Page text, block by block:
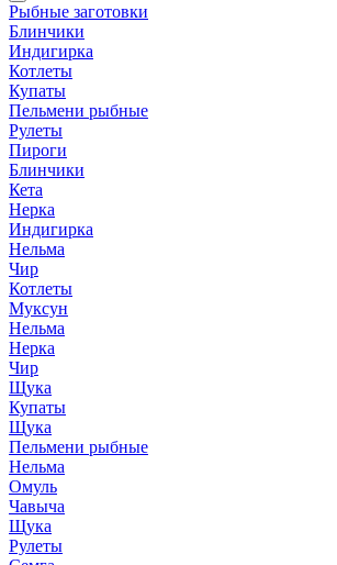
Рыбные заготовки
Блинчики
Индигирка
Котлеты
Купаты
Пельмени рыбные
Рулеты
Пироги
Блинчики
Кета
Нерка
Индигирка
Нельма
Чир
Котлеты
Муксун
Нельма
Нерка
Чир
Щука
Купаты
Щука
Пельмени рыбные
Нельма
Омуль
Чавыча
Щука
Рулеты